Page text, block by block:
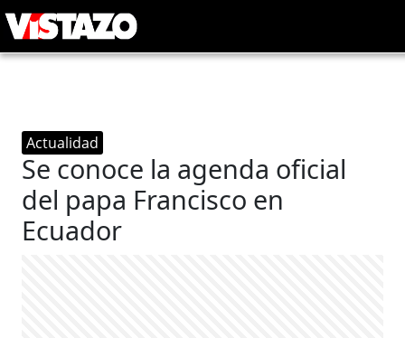
Actualidad
Se conoce la agenda oficial
del papa Francisco en
Ecuador